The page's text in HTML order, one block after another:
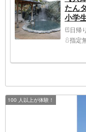
たん
小学
日帰
指定
100 人以上が体験！